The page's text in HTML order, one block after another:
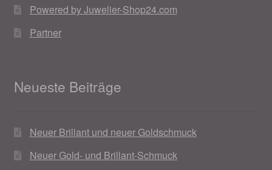
Powered by Juwelier-Shop24.com
Partner
Neueste Beiträge
Neuer Brillant und neuer Goldschmuck
Neuer Gold- und Brillant-Schmuck